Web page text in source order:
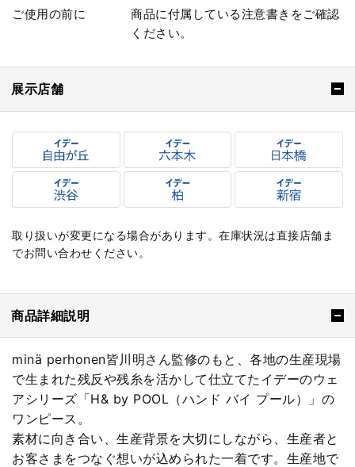
ご使用の前に
商品に付属している注意書きをご確認
ください。
展示店舗
取り扱いが変更になる場合があります。在庫状況は直接店舗ま
でお問い合わせください。
商品詳細説明
minä perhonen皆川明さん監修のもと、各地の生産現場
で生まれた残反や残糸を活かして仕立てたイデーのウェ
アシリーズ「H& by POOL（ハンド バイ プール）」の
ワンピース。
素材に向き合い、生産背景を大切にしながら、生産者と
お客さまをつなぐ想いが込められた一着です。生産地で